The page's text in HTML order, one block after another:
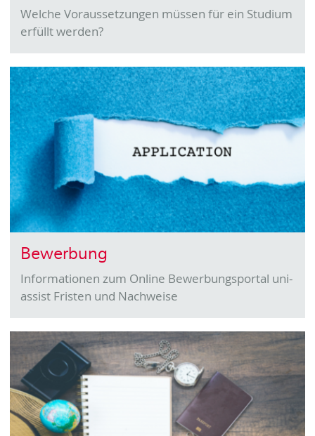
Welche Voraussetzungen müssen für ein Studium
erfüllt werden?
Bewerbung
Informationen zum Online Bewerbungsportal uni-
assist Fristen und Nachweise